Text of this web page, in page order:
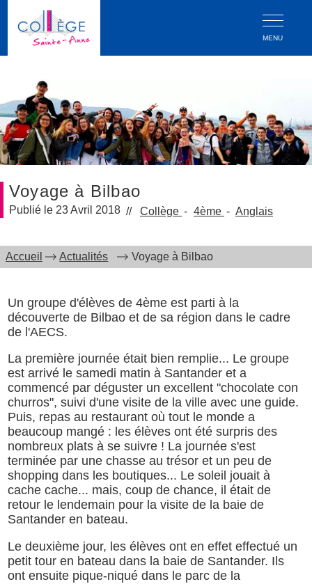
MENU
Voyage à Bilbao
23 Avril 2018 Collège 4ème Anglais
Accueil Actualités Voyage à Bilbao
Un groupe d'élèves de 4ème est parti à la
découverte de Bilbao et de sa région dans le cadre
de l'AECS.
La première journée était bien remplie... Le groupe
est arrivé le samedi matin à Santander et a
commencé par déguster un excellent "chocolate con
churros", suivi d'une visite de la ville avec une guide.
Puis, repas au restaurant où tout le monde a
beaucoup mangé : les élèves ont été surpris des
nombreux plats à se suivre ! La journée s'est
terminée par une chasse au trésor et un peu de
shopping dans les boutiques... Le soleil jouait à
cache cache... mais, coup de chance, il était de
retour le lendemain pour la visite de la baie de
Santander en bateau.
Le deuxième jour, les élèves ont en effet effectué un
petit tour en bateau dans la baie de Santander. Ils
ont ensuite pique-niqué dans le parc de la